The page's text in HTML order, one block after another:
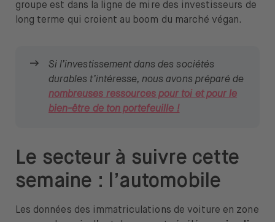
groupe est dans la ligne de mire des investisseurs de
long terme qui croient au boom du marché végan.
Si l’investissement dans des sociétés
durables t’intéresse, nous avons préparé de
nombreuses ressources pour toi et pour le
bien-être de ton portefeuille !
Le secteur à suivre cette
semaine : l’automobile
Les données des immatriculations de voiture en zone